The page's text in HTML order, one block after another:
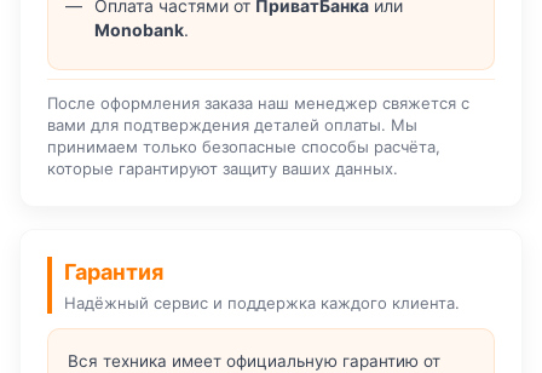
Оплата частями от ПриватБанка или
Monobank.
После оформления заказа наш менеджер свяжется с
вами для подтверждения деталей оплаты. Мы
принимаем только безопасные способы расчёта,
которые гарантируют защиту ваших данных.
Гарантия
Надёжный сервис и поддержка каждого клиента.
Вся техника имеет официальную гарантию от